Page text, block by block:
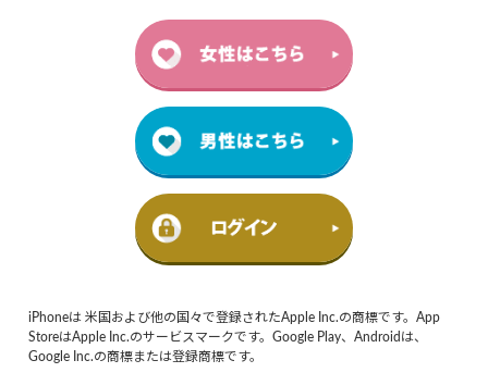
iPhoneは 米国および他の国々で登録されたApple Inc.の商標です。App
StoreはApple Inc.のサービスマークです。Google Play、Androidは、
Google Inc.の商標または登録商標です。